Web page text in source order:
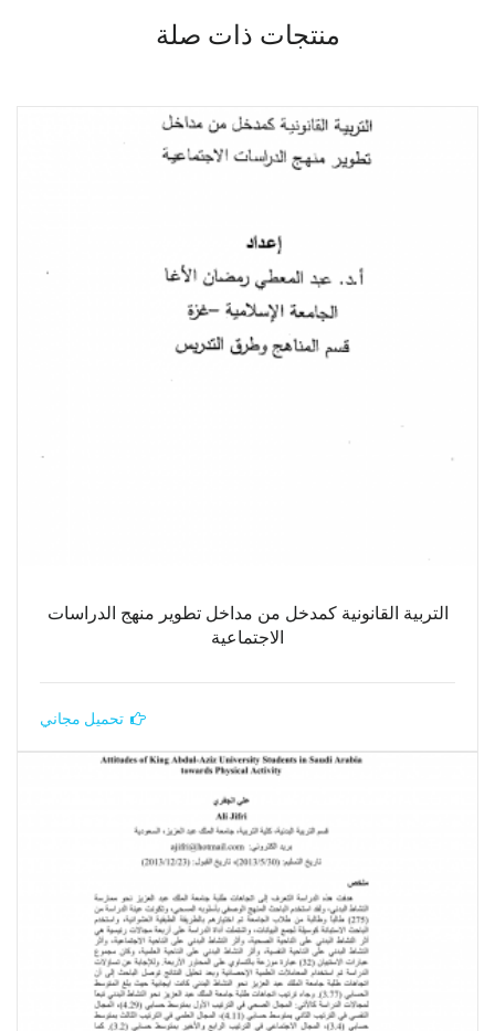
منتجات ذات صلة
التربية القانونية كمدخل من مداخل تطوير منهج الدراسات
الاجتماعية
تحميل مجاني